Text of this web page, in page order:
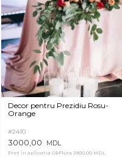
Decor pentru Prezidiu Rosu-
Orange
#2410
3000,00 MDL
Pret in aplicatia OkFlora 2900,00 MDL